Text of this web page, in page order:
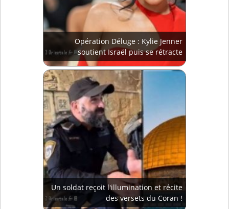
Opération Déluge : Kylie Jenner
soutient Israël puis se rétracte
Un soldat reçoit l'illumination et récite
des versets du Coran !